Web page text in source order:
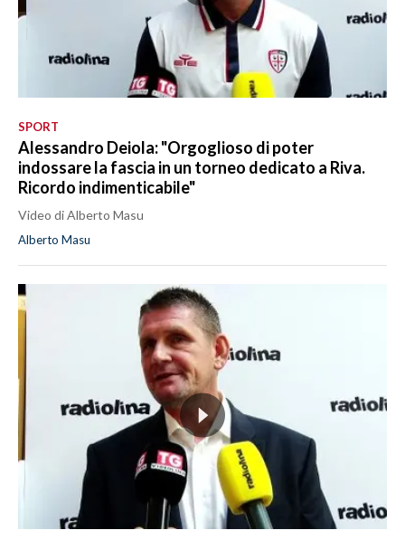
SPORT
Alessandro Deiola: "Orgoglioso di poter
indossare la fascia in un torneo dedicato a Riva.
Ricordo indimenticabile"
Video di Alberto Masu
Alberto Masu